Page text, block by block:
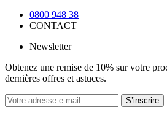
0800 948 38
CONTACT
Newsletter
Obtenez une remise de 10% sur votre
dernières offres et astuces.
S’inscrire